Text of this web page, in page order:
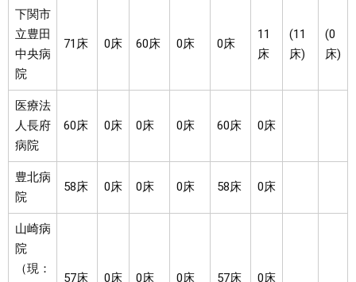
下関市
立豊田
中央病
院
71床 0床 60床 0床 0床
11
床
(11
床)
(0
床)
医療法
人長府
病院
60床 0床 0床 0床 60床 0床
豊北病
院
58床 0床 0床 0床 58床 0床
山崎病
院
（現：
57床 0床 0床 0床 57床 0床